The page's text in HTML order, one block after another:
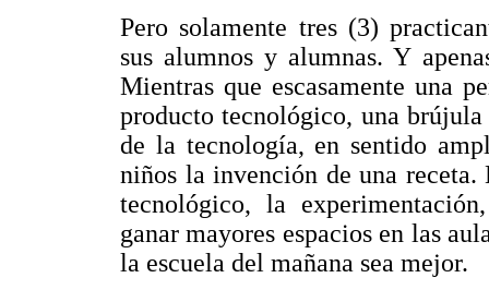
Pero solamente tres (3)
sus alumnos y alumnas. Y
Mientras que escasamente una
producto tecnológico, una
de la tecnología, en sentido
niños la invención de una
tecnológico, la
ganar mayores espacios en las
la escuela del mañana sea mejor.